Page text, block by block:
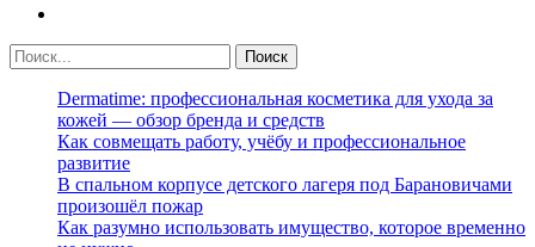
Dermatime: профессиональная косметика для ухода за
кожей — обзор бренда и средств
Как совмещать работу, учёбу и профессиональное
развитие
В спальном корпусе детского лагеря под Барановичами
произошёл пожар
Как разумно использовать имущество, которое временно